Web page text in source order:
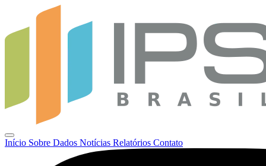
Início Sobre Dados Notícias Relatórios Contato